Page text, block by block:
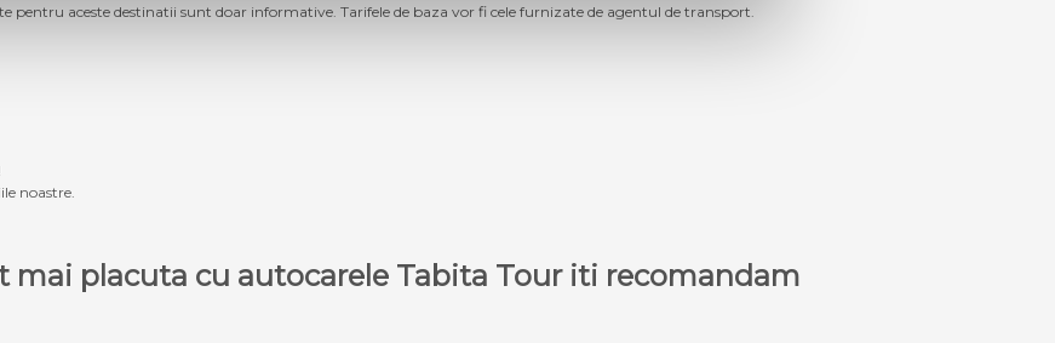
pentru aceste destinatii sunt doar informative. Tarifele de baza vor fi cele furnizate de agentul de transport.
noastre.
mai placuta cu autocarele Tabita Tour iti recomandam